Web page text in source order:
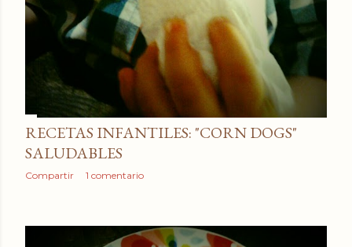
a
RECETAS INFANTILES: "CORN DOGS"
SALUDABLES
Compartir 1 comentario